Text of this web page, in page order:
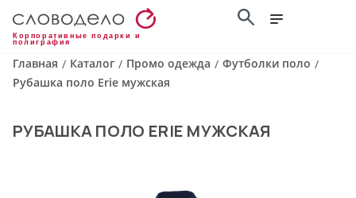
Корпоративные подарки и
полиграфия
Главная / Каталог / Промо одежда / Футболки поло /
Рубашка поло Erie мужская
РУБАШКА ПОЛО ERIE МУЖСКАЯ